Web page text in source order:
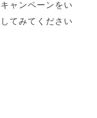
ャンペーンをい
てみてください